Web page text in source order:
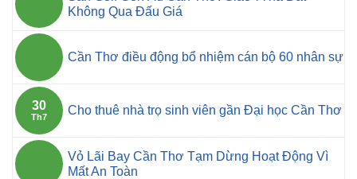
Không Qua Đấu Giá
Cần Thơ điều động bổ nhiệm cán bộ 60 nhân sự
30
Th7 Cho thuê nhà trọ sinh viên gần Đại học Cần Thơ
Vỏ Lãi Bay Cần Thơ Tạm Dừng Hoạt Động Vì
Mất An Toàn